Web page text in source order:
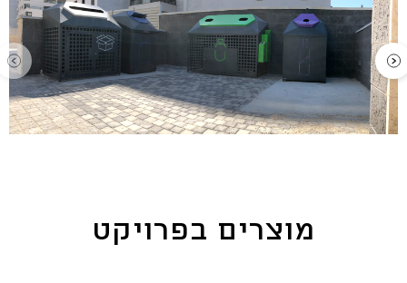
מוצרים בפרויקט